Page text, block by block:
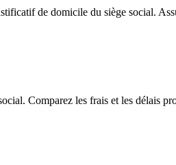
de domicile du siège social.
Comparez les frais et les délais